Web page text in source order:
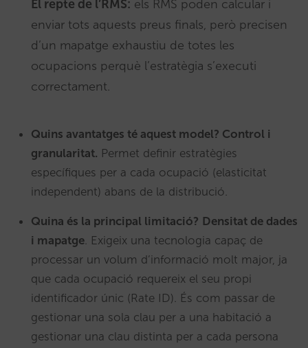
El repte de l’RMS: els RMS poden calcular i
enviar tots aquests preus finals, però precisen
d’un mapatge exhaustiu de totes les
ocupacions perquè l’estratègia s’executi
correctament.
Quins avantatges té aquest model? Control i
granularitat. Permet definir estratègies
específiques per a cada ocupació (elasticitat
independent) abans de la distribució.
Quina és la principal limitació? Densitat de dades
i mapatge. Exigeix una tecnologia capaç de
processar un volum d’informació molt major, ja
que cada ocupació requereix el seu propi
identificador únic (Rate ID). És com passar de
gestionar una sola clau per a una habitació a
gestionar una clau distinta per a cada persona